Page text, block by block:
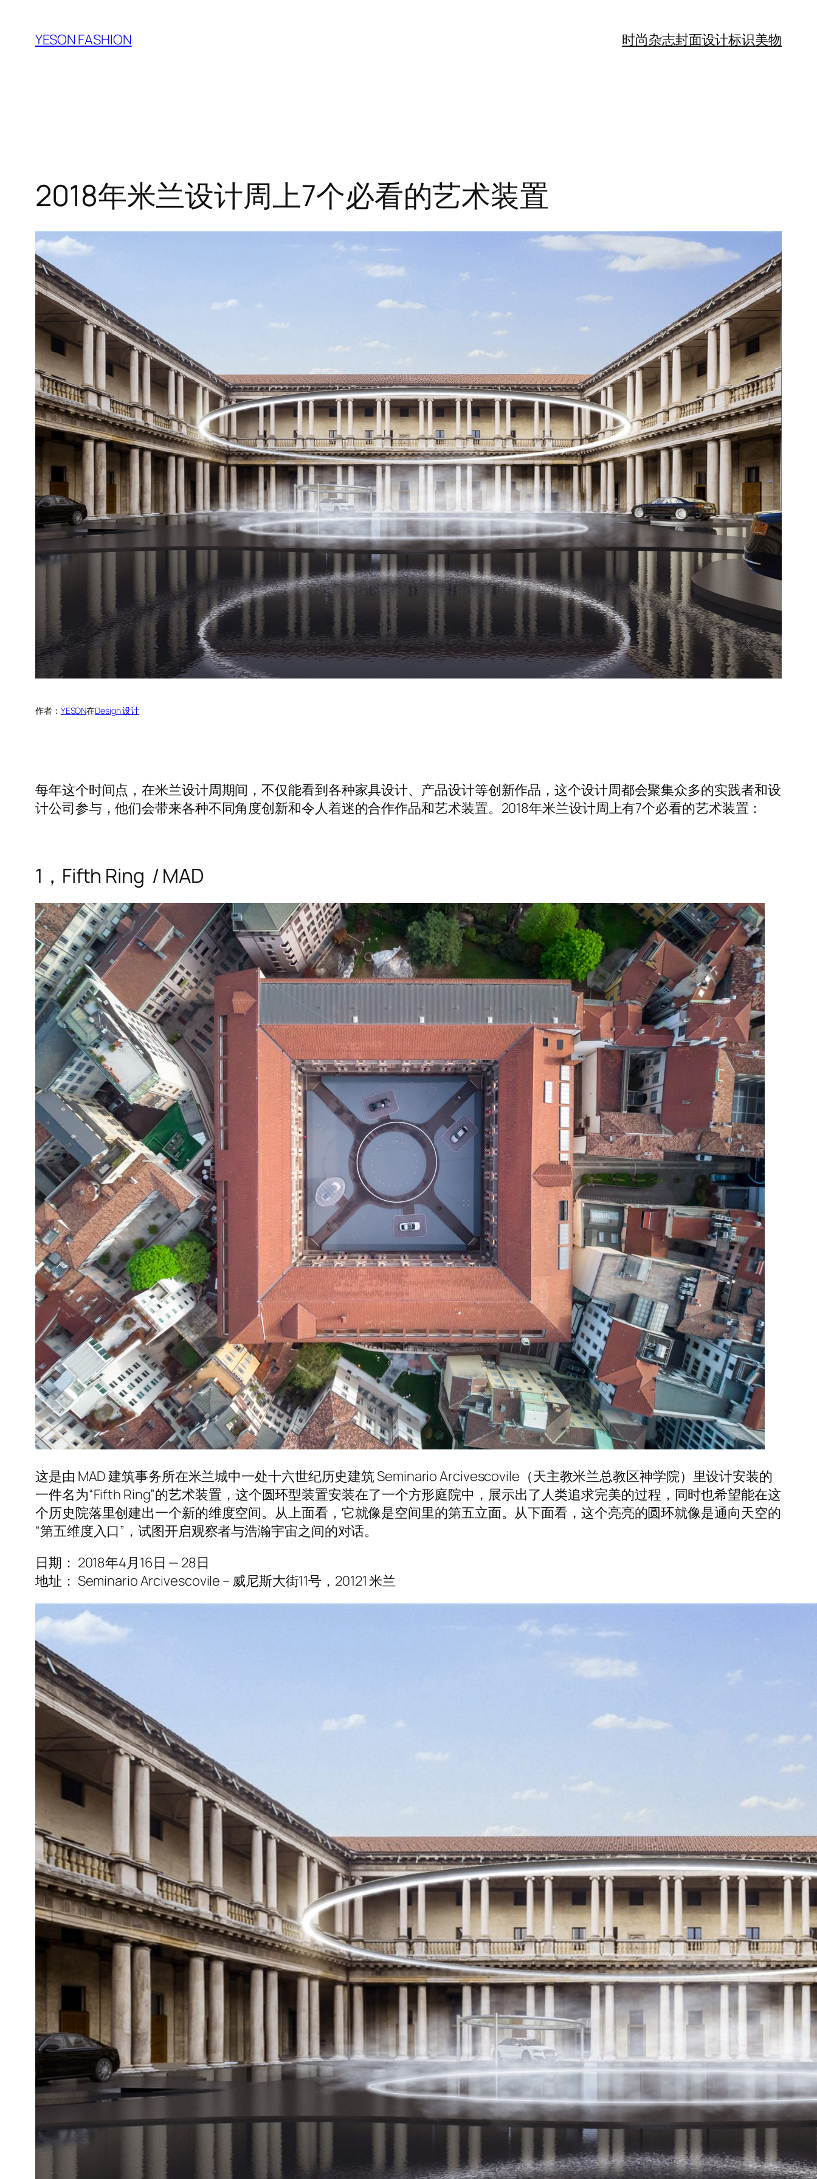
YESON FASHION 时尚杂志封面设计标识美物
2018年米兰设计周上7个必看的艺术装置
作者： YESON在Design 设计
每年这个时间点，在米兰设计周期间，不仅能看到各种家具设计、产品设计等创新作品，这个设计周都会聚集众多的实践者和设
计公司参与，他们会带来各种不同角度创新和令人着迷的合作作品和艺术装置。2018年米兰设计周上有7个必看的艺术装置：
1，Fifth Ring / MAD
这是由 MAD 建筑事务所在米兰城中一处十六世纪历史建筑 Seminario Arcivescovile（天主教米兰总教区神学院）里设计安装的
一件名为“Fifth Ring”的艺术装置，这个圆环型装置安装在了一个方形庭院中，展示出了人类追求完美的过程，同时也希望能在这
个历史院落里创建出一个新的维度空间。从上面看，它就像是空间里的第五立面。从下面看，这个亮亮的圆环就像是通向天空的
“第五维度入口”，试图开启观察者与浩瀚宇宙之间的对话。
日期： 2018年4月16日 — 28日
地址： Seminario Arcivescovile – 威尼斯大街11号，20121 米兰